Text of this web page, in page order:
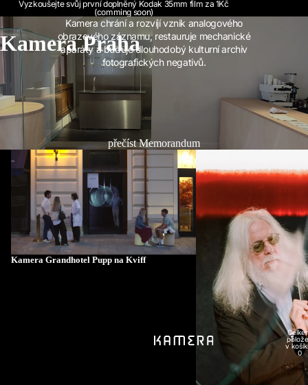
Vyzkoušejte svůj první doplněný Kodak 35mm film za 1Kč
(comming soon)
Kamera Praha
v
0
Kamera chrání a rozvíjí vznik analogového
obrazového záznamu, restauruje mechanické
aparáty a buduje dlouhodobý kulturní archiv
fotografických negativů.
přečíst Memorandum
Kamera Grandhotel Pupp na Kviff
Kamera Grandhotel Pupp na Kviff
Oskarový Robert
Kameře